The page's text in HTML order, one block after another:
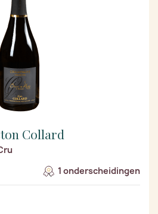
Collard
1 onderscheidingen